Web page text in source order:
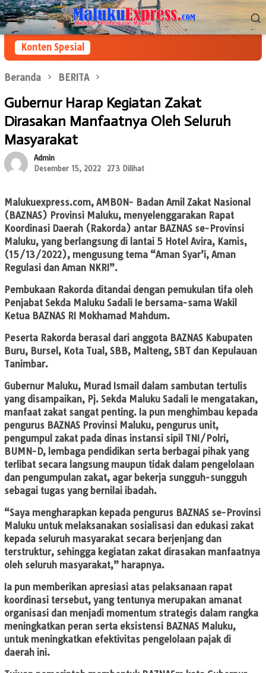
Loncat
ke
konten
Menu
Mobile
Konten Spesial
Beranda BERITA
Gubernur Harap Kegiatan Zakat
Dirasakan Manfaatnya Oleh Seluruh
Masyarakat
Admin
Desember 15, 2022
273 Dilihat
Malukuexpress.com, AMBON- Badan Amil Zakat Nasional
(BAZNAS) Provinsi Maluku, menyelenggarakan Rapat
Koordinasi Daerah (Rakorda) antar BAZNAS se-Provinsi
Maluku, yang berlangsung di lantai 5 Hotel Avira, Kamis,
(15/13/2022), mengusung tema “Aman Syar’i, Aman
Regulasi dan Aman NKRI”.
Pembukaan Rakorda ditandai dengan pemukulan tifa oleh
Penjabat Sekda Maluku Sadali Ie bersama-sama Wakil
Ketua BAZNAS RI Mokhamad Mahdum.
Peserta Rakorda berasal dari anggota BAZNAS Kabupaten
Buru, Bursel, Kota Tual, SBB, Malteng, SBT dan Kepulauan
Tanimbar.
Gubernur Maluku, Murad Ismail dalam sambutan tertulis
yang disampaikan, Pj. Sekda Maluku Sadali Ie mengatakan,
manfaat zakat sangat penting. Ia pun menghimbau kepada
pengurus BAZNAS Provinsi Maluku, pengurus unit,
pengumpul zakat pada dinas instansi sipil TNI/Polri,
BUMN-D, lembaga pendidikan serta berbagai pihak yang
terlibat secara langsung maupun tidak dalam pengelolaan
dan pengumpulan zakat, agar bekerja sungguh-sungguh
sebagai tugas yang bernilai ibadah.
“Saya mengharapkan kepada pengurus BAZNAS se-Provinsi
Maluku untuk melaksanakan sosialisasi dan edukasi zakat
kepada seluruh masyarakat secara berjenjang dan
terstruktur, sehingga kegiatan zakat dirasakan manfaatnya
oleh seluruh masyarakat,” harapnya.
Ia pun memberikan apresiasi atas pelaksanaan rapat
koordinasi tersebut, yang tentunya merupakan amanat
organisasi dan menjadi momentum strategis dalam rangka
meningkatkan peran serta eksistensi BAZNAS Maluku,
untuk meningkatkan efektivitas pengelolaan pajak di
daerah ini.